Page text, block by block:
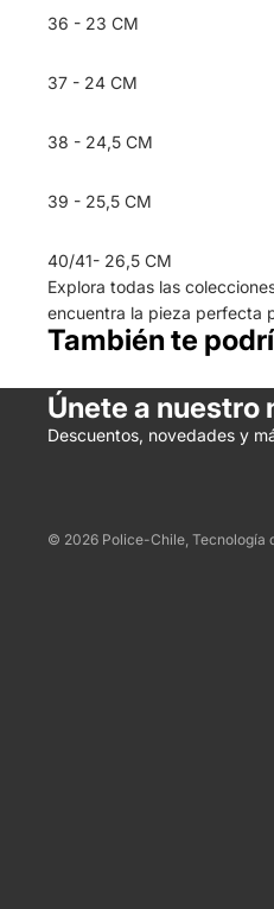
36 - 23 CM
37 - 24 CM
38 - 24,5 CM
39 - 25,5 CM
40/41- 26,5 CM
Explora todas las
encuentra la pieza perfecta
También te
Únete a nuestro
Descuentos, novedades y
© 2026 Police-Chile, Tecnología